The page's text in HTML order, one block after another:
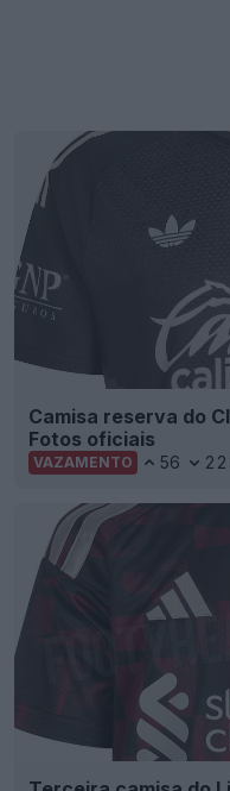
Camisa reserva do
Fotos oficiais
VAZAMENTO 56 22